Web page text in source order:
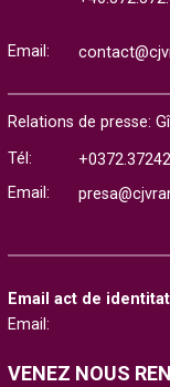
Email:
Relations de presse:
Tél:
Email:
Email act de
Email:
VENEZ NOUS